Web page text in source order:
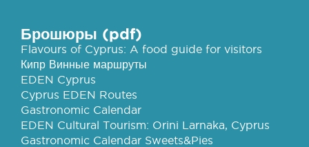
Брошюры (pdf)
Flavours of Cyprus: A food guide for visitors
Кипр Винные маршруты
EDEN Cyprus
Cyprus EDEN Routes
Gastronomic Calendar
EDEN Cultural Tourism: Orini Larnaka, Cyprus
Gastronomic Calendar Sweets&Pies